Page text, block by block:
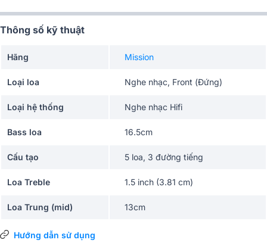
Thông số kỹ thuật
Hãng Mission
Loại loa Nghe nhạc, Front (Đứng)
Loại hệ thống Nghe nhạc Hifi
Bass loa 16.5cm
Cấu tạo 5 loa, 3 đường tiếng
Loa Treble 1.5 inch (3.81 cm)
Loa Trung (mid) 13cm
Amply khuyên dùng
Hướng dẫn sử dụng